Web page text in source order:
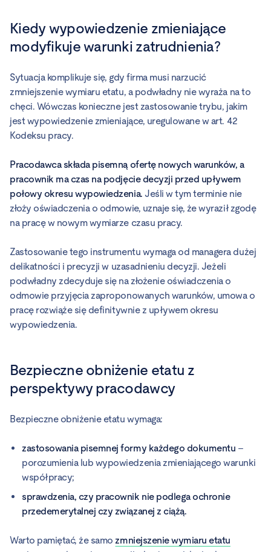
Kiedy wypowiedzenie zmieniające
modyfikuje warunki zatrudnienia?
Sytuacja komplikuje się, gdy firma musi narzucić
zmniejszenie wymiaru etatu, a podwładny nie wyraża na to
chęci. Wówczas konieczne jest zastosowanie trybu, jakim
jest wypowiedzenie zmieniające, uregulowane w art. 42
Kodeksu pracy.
Pracodawca składa pisemną ofertę nowych warunków, a
pracownik ma czas na podjęcie decyzji przed upływem
połowy okresu wypowiedzenia. Jeśli w tym terminie nie
złoży oświadczenia o odmowie, uznaje się, że wyraził zgodę
na pracę w nowym wymiarze czasu pracy.
Zastosowanie tego instrumentu wymaga od managera dużej
delikatności i precyzji w uzasadnieniu decyzji. Jeżeli
podwładny zdecyduje się na złożenie oświadczenia o
odmowie przyjęcia zaproponowanych warunków, umowa o
pracę rozwiąże się definitywnie z upływem okresu
wypowiedzenia.
Bezpieczne obniżenie etatu z
perspektywy pracodawcy
Bezpieczne obniżenie etatu wymaga:
zastosowania pisemnej formy każdego dokumentu –
porozumienia lub wypowiedzenia zmieniającego warunki
współpracy;
sprawdzenia, czy pracownik nie podlega ochronie
przedemerytalnej czy związanej z ciążą.
Warto pamiętać, że samo zmniejszenie wymiaru etatu